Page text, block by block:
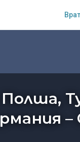
–